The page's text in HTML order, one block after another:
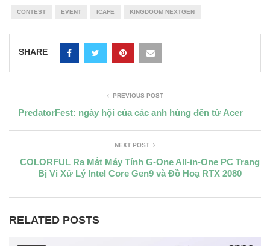
CONTEST EVENT ICAFE KINGDOOM NEXTGEN
SHARE
PREVIOUS POST
PredatorFest: ngày hội của các anh hùng đến từ Acer
NEXT POST
COLORFUL Ra Mắt Máy Tính G-One All-in-One PC Trang
Bị Vi Xử Lý Intel Core Gen9 và Đồ Hoạ RTX 2080
RELATED POSTS